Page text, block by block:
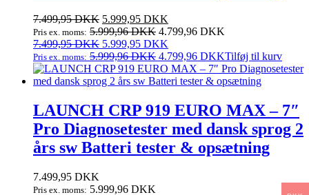
7.499,95DKK Den
oprindelige
pris
var:
7.499,95 DKK.
5.999,95 DKK
aktuelle
er:
5.999,95 DKK.
Pris ex. moms: 5.999,96DKK 4.799,96 DKK
7.499,95DKK Den
oprindelige
pris
var:
5.999,95 DKK
aktuelle
pris
er:
Pris ex. moms: 5.999,96DKK 4.799,96 DKKTilføj til kurv
LAUNCH CRP 919 EURO MAX – 7″
Pro Diagnosetester med dansk sprog 2
års sw Batteri tester & opsætning
7.499,95 DKK
Pris ex. moms: 5.999,96 DKK